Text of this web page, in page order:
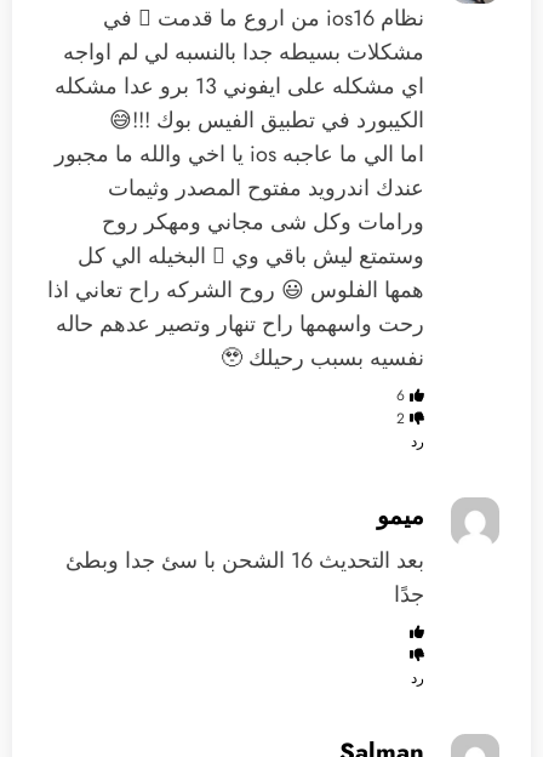
نظام ios16 من اروع ما قدمت  في
مشكلات بسيطه جدا بالنسبه لي لم اواجه
اي مشكله على ايفوني 13 برو عدا مشكله
الكيبورد في تطبيق الفيس بوك !!!😅
اما الي ما عاجبه ios يا اخي والله ما مجبور
عندك اندرويد مفتوح المصدر وثيمات
ورامات وكل شى مجاني ومهكر روح
وستمتع ليش باقي وي  البخيله الي كل
همها الفلوس 😃 روح الشركه راح تعاني اذا
رحت واسهمها راح تنهار وتصير عدهم حاله
نفسيه بسبب رحيلك 🥹
6
2
رد
ميمو
بعد التحديث 16 الشحن با سئ جدا وبطئ
جدًا
رد